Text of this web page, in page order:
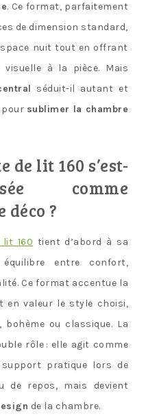
. Ce format, parfaitement
de dimension standard,
nuit tout en offrant
à la pièce. Mais
séduit-il autant et
sublimer la chambre
de lit 160 s’est-
comme
?
160 tient d’abord à sa
entre confort,
Ce format accentue la
en valeur le style choisi,
ou classique. La
rôle : elle agit comme
pratique lors de
de repos, mais devient
de la chambre.